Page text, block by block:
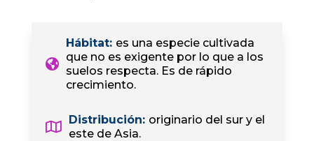
Hábitat: es una especie cultivada
que no es exigente por lo que a los
suelos respecta. Es de rápido
crecimiento.
Distribución: originario del sur y el
este de Asia.